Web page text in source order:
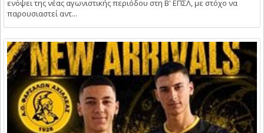
ενόψει της νέας αγωνιστικής περιόδου στη Β' ΕΠΣΛ, με στόχο να
παρουσιαστεί αντ...